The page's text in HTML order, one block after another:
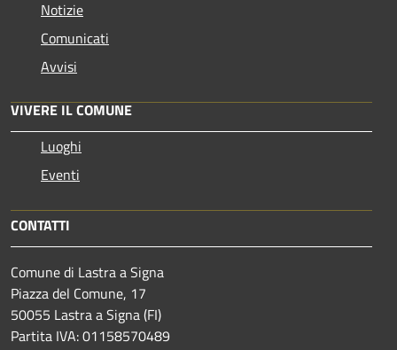
Notizie
Comunicati
Avvisi
VIVERE IL COMUNE
Luoghi
Eventi
CONTATTI
Comune di Lastra a Signa
Piazza del Comune, 17
50055 Lastra a Signa (FI)
Partita IVA: 01158570489